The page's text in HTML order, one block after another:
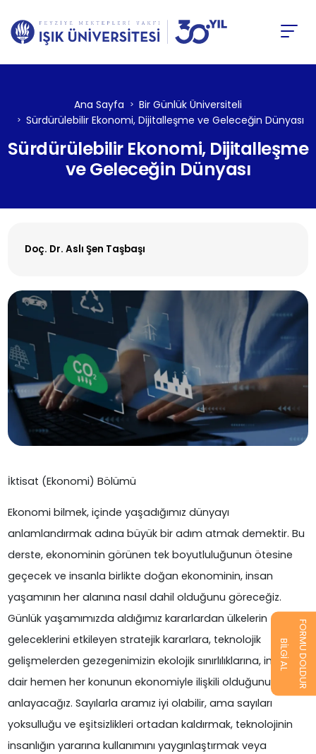
Ana Sayfa
Bir Günlük Üniversiteli
Sürdürülebilir Ekonomi, Dijitalleşme ve Geleceğin Dünyası
Sürdürülebilir Ekonomi, Dijitalleşme
ve Geleceğin Dünyası
Doç. Dr. Aslı Şen Taşbaşı
İktisat (Ekonomi) Bölümü
Ekonomi bilmek, içinde yaşadığımız dünyayı
anlamlandırmak adına büyük bir adım atmak demektir. Bu
derste, ekonominin görünen tek boyutluluğunun ötesine
geçecek ve insanla birlikte doğan ekonominin, insan
yaşamının her alanına nasıl dahil olduğunu göreceğiz.
Günlük yaşamımızda aldığımız kararlardan ülkelerin
geleceklerini etkileyen stratejik kararlara, teknolojik
gelişmelerden gezegenimizin ekolojik sınırlılıklarına, insana
dair hemen her konunun ekonomiyle ilişkili olduğunu
anlayacağız. Sayılarla aramız iyi olabilir, ama sayıları
yoksulluğu ve eşitsizlikleri ortadan kaldırmak, teknolojinin
insanlığın yararına kullanımını yaygınlaştırmak veya
BİLGİ AL FORMU DOLDUR